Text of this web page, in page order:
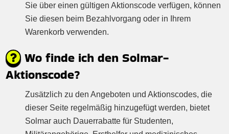
Sie über einen gültigen Aktionscode verfügen, können
Sie diesen beim Bezahlvorgang oder in Ihrem
Warenkorb verwenden.
Wo finde ich den Solmar-
Aktionscode?
Zusätzlich zu den Angeboten und Aktionscodes, die
dieser Seite regelmäßig hinzugefügt werden, bietet
Solmar auch Dauerrabatte für Studenten,